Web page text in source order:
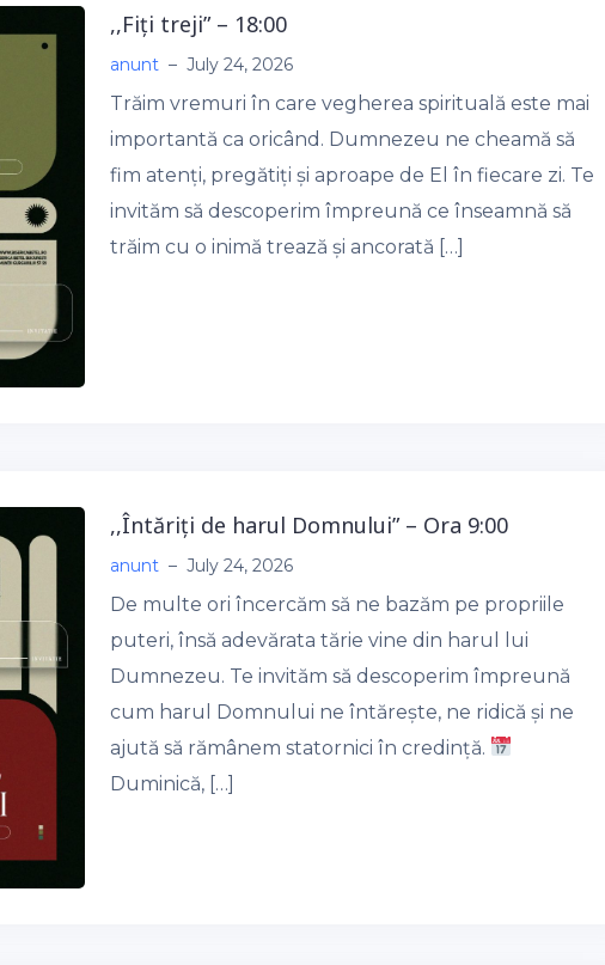
,,Fiți treji” – 18:00
anunt – July 24, 2026
Trăim vremuri în care vegherea spirituală este mai
importantă ca oricând. Dumnezeu ne cheamă să
fim atenți, pregătiți și aproape de El în fiecare zi. Te
invităm să descoperim împreună ce înseamnă să
trăim cu o inimă trează și ancorată […]
,,Întăriți de harul Domnului” – Ora 9:00
anunt – July 24, 2026
De multe ori încercăm să ne bazăm pe propriile
puteri, însă adevărata tărie vine din harul lui
Dumnezeu. Te invităm să descoperim împreună
cum harul Domnului ne întărește, ne ridică și ne
ajută să rămânem statornici în credință.
Duminică, […]